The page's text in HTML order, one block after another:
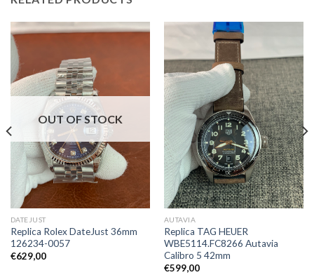
OUT OF STOCK
DATEJUST
Replica Rolex DateJust 36mm
126234-0057
€629,00
AUTAVIA
Replica TAG HEUER
WBE5114.FC8266 Autavia
Calibro 5 42mm
€599,00